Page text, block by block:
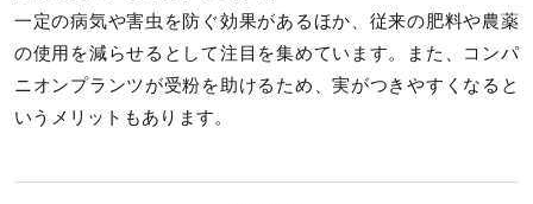
一定の病気や害虫を防ぐ効果があるほか、従来の肥料や農薬
の使用を減らせるとして注目を集めています。また、コンパ
ニオンプランツが受粉を助けるため、実がつきやすくなると
いうメリットもあります。